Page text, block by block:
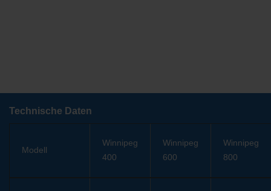
Technische Daten
Modell
Winnipeg
400
Winnipeg
600
Winnipeg
800